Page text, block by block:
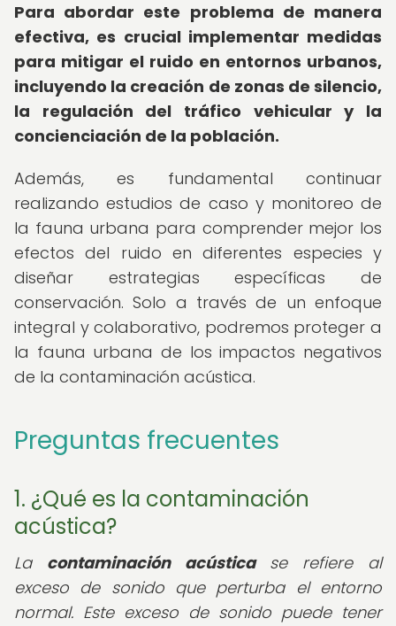
Para abordar este problema de manera
efectiva, es crucial implementar medidas
para mitigar el ruido en entornos urbanos,
incluyendo la creación de zonas de silencio,
la regulación del tráfico vehicular y la
concienciación de la población.
Además, es fundamental continuar
realizando estudios de caso y monitoreo de
la fauna urbana para comprender mejor los
efectos del ruido en diferentes especies y
diseñar estrategias específicas de
conservación. Solo a través de un enfoque
integral y colaborativo, podremos proteger a
la fauna urbana de los impactos negativos
de la contaminación acústica.
Preguntas frecuentes
1. ¿Qué es la contaminación
acústica?
La contaminación acústicase refiere al
exceso de sonido que perturba el entorno
normal. Este exceso de sonido puede tener